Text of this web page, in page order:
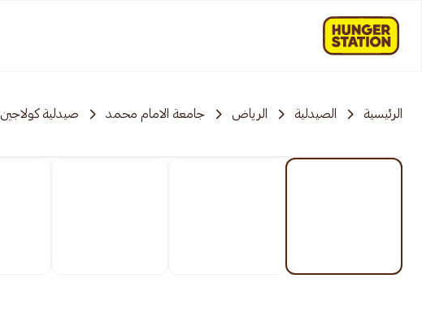
الرئيسية الصيدلية الرياض جامعة الامام محمد صيدلية كولاجين